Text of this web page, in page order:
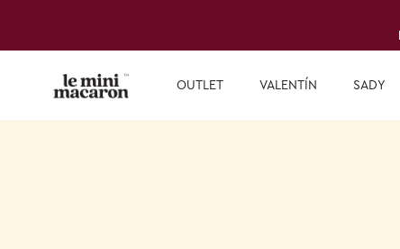
OUTLET VALENTÍN SADY